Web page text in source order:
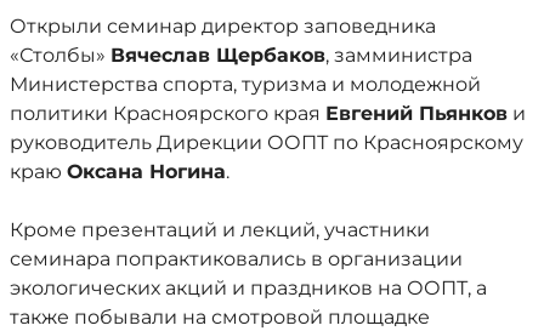
Открыли семинар директор заповедника
«Столбы» Вячеслав Щербаков, замминистра
Министерства спорта, туризма и молодежной
политики Красноярского края Евгений Пьянков и
руководитель Дирекции ООПТ по Красноярскому
краю Оксана Ногина.
Кроме презентаций и лекций, участники
семинара попрактиковались в организации
экологических акций и праздников на ООПТ, а
также побывали на смотровой площадке